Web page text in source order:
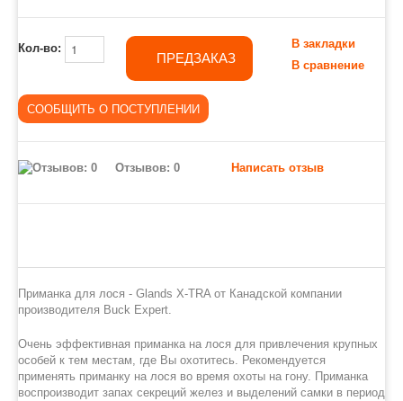
Кол-во:
ПРЕДЗАКАЗ
В закладки
В сравнение
Отзывов: 0 Написать отзыв
Приманка для лося - Glands X-TRA от Канадской компании
производителя Buck Expert.
Очень эффективная приманка на лося для привлечения крупных
особей к тем местам, где Вы охотитесь. Рекомендуется
применять приманку на лося во время охоты на гону. Приманка
воспроизводит запах секреций желез и выделений самки в период